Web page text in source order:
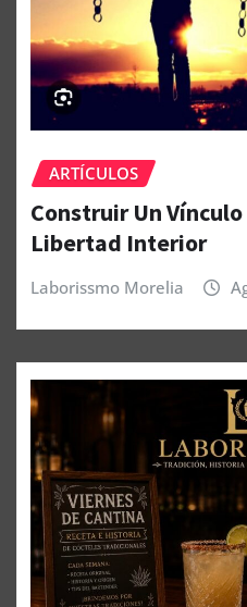
ARTÍCULOS
Construir Un
Libertad Interior
Laborissmo Morelia